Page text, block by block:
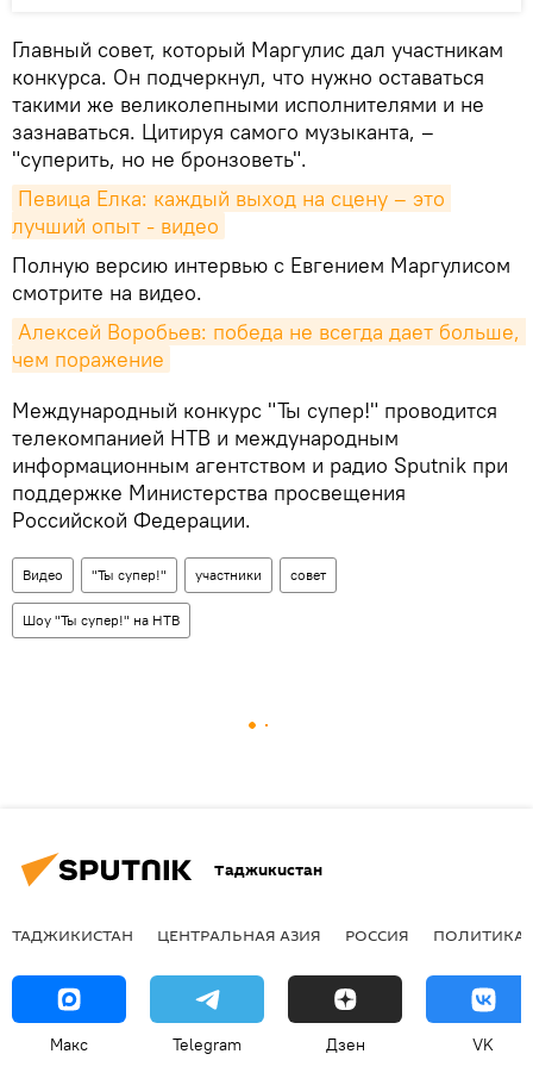
Главный совет, который Маргулис дал участникам
конкурса. Он подчеркнул, что нужно оставаться
такими же великолепными исполнителями и не
зазнаваться. Цитируя самого музыканта, –
"суперить, но не бронзоветь".
Певица Елка: каждый выход на сцену – это
лучший опыт - видео
Полную версию интервью с Евгением Маргулисом
смотрите на видео.
Алексей Воробьев: победа не всегда дает больше,
чем поражение
Международный конкурс "Ты супер!" проводится
телекомпанией НТВ и международным
информационным агентством и радио Sputnik при
поддержке Министерства просвещения
Российской Федерации.
Видео "Ты супер!" участники совет
Шоу "Ты супер!" на НТВ
Таджикистан
ТАДЖИКИСТАН ЦЕНТРАЛЬНАЯ АЗИЯ РОССИЯ ПОЛИТИКА
Макс Telegram Дзен VK